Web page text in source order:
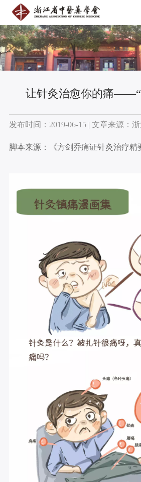
让针灸治愈你的痛——“
发布时间：2019-06-15 | 文章来源：
脚本来源：《方剑乔痛证针灸治疗精